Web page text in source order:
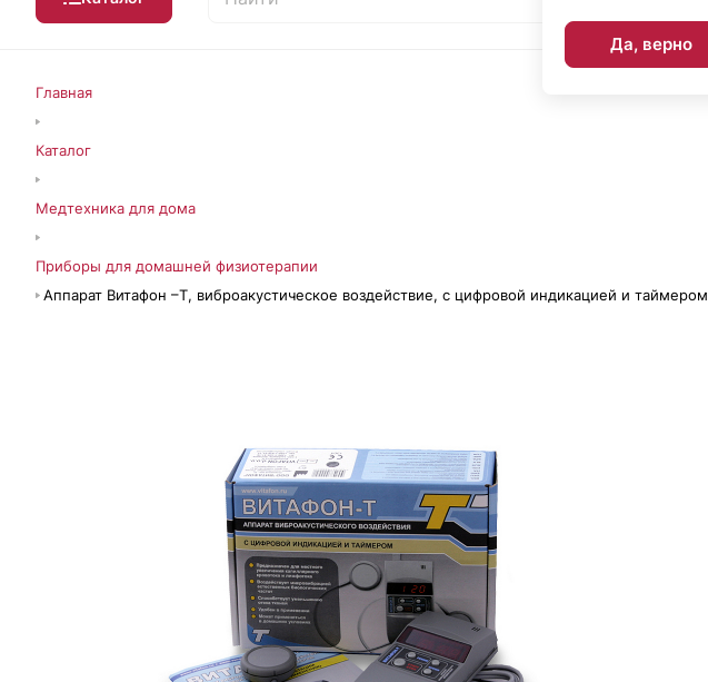
Да, верно
Главная
Каталог
Медтехника для дома
Приборы для домашней физиотерапии
Аппарат Витафон –Т, виброакустическое воздействие, с цифровой индикацией и таймером